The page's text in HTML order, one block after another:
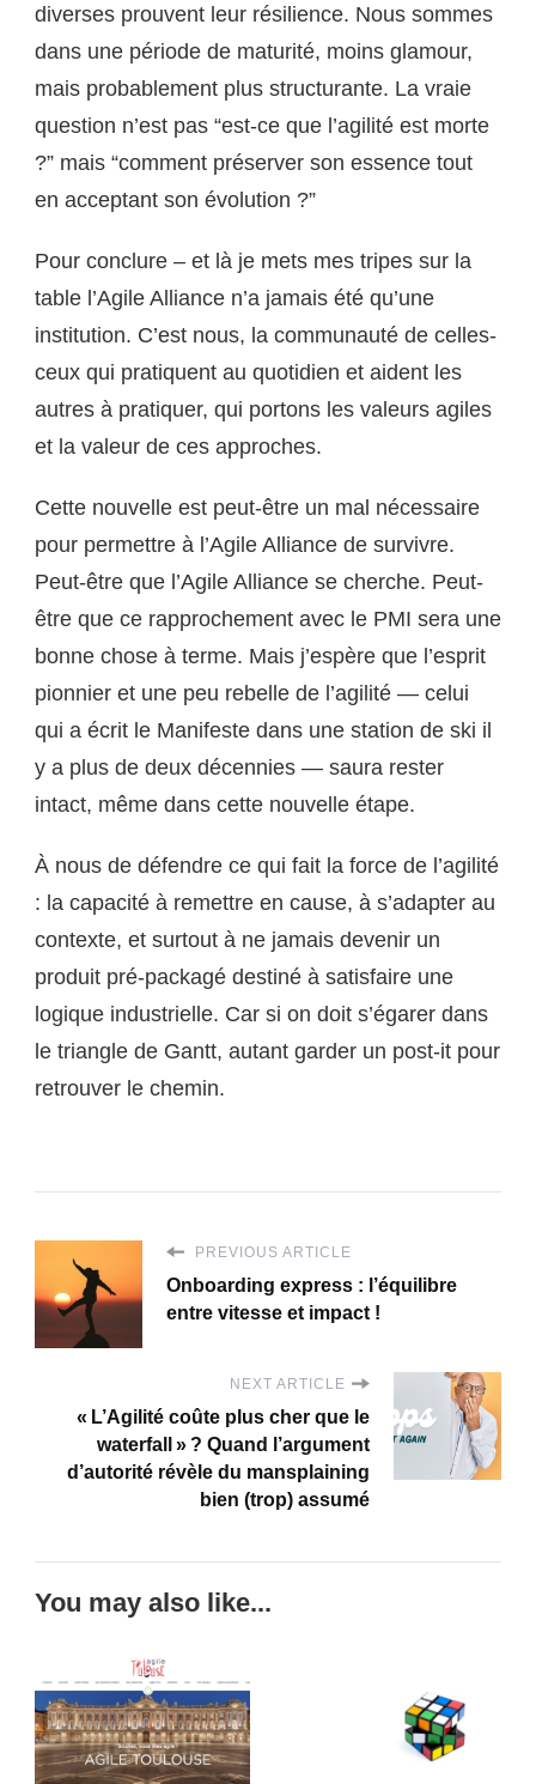
diverses prouvent leur résilience. Nous sommes
dans une période de maturité, moins glamour,
mais probablement plus structurante. La vraie
question n’est pas “est-ce que l’agilité est morte
?” mais “comment préserver son essence tout
en acceptant son évolution ?”
Pour conclure – et là je mets mes tripes sur la
table l’Agile Alliance n’a jamais été qu’une
institution. C’est nous, la communauté de celles-
ceux qui pratiquent au quotidien et aident les
autres à pratiquer, qui portons les valeurs agiles
et la valeur de ces approches.
Cette nouvelle est peut-être un mal nécessaire
pour permettre à l’Agile Alliance de survivre.
Peut-être que l’Agile Alliance se cherche. Peut-
être que ce rapprochement avec le PMI sera une
bonne chose à terme. Mais j’espère que l’esprit
pionnier et une peu rebelle de l’agilité — celui
qui a écrit le Manifeste dans une station de ski il
y a plus de deux décennies — saura rester
intact, même dans cette nouvelle étape.
À nous de défendre ce qui fait la force de l’agilité
: la capacité à remettre en cause, à s’adapter au
contexte, et surtout à ne jamais devenir un
produit pré-packagé destiné à satisfaire une
logique industrielle. Car si on doit s’égarer dans
le triangle de Gantt, autant garder un post-it pour
retrouver le chemin.
PREVIOUS ARTICLE
Onboarding express : l’équilibre
entre vitesse et impact !
NEXT ARTICLE
« L’Agilité coûte plus cher que le
waterfall » ? Quand l’argument
d’autorité révèle du mansplaining
bien (trop) assumé
You may also like...